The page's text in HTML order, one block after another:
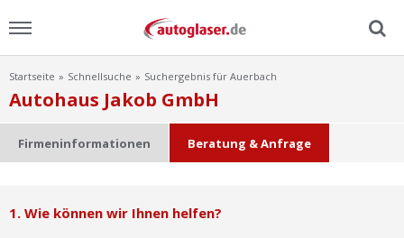
Menu
Home
Ratgeber
Startseite Schnellsuche Suchergebnis für Auerbach
Autohaus Jakob GmbH
Firmeninformationen Beratung & Anfrage
1. Wie können wir Ihnen helfen?